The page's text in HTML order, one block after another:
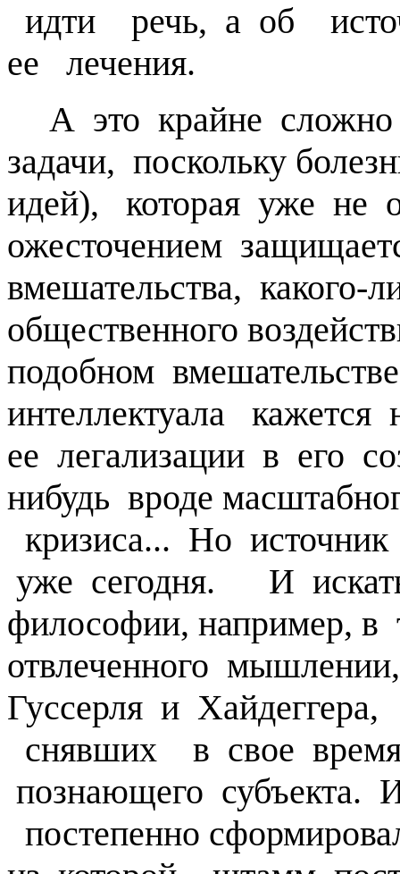
идти речь, а об
ее лечения.
А это крайне
задачи, поскольку
идей), которая уже не
ожесточением
вмешательства, какого-
общественного
подобном
интеллектуала
ее легализации в его
нибудь вроде
кризиса... Но
уже сегодня. И
философии, например, в
отвлеченного
Гуссерля и
снявших в свое
познающего субъекта.
постепенно